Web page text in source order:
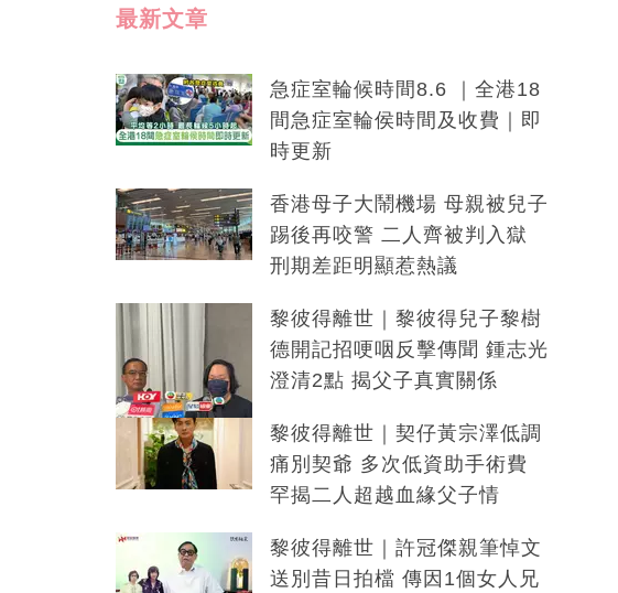
最新文章
急症室輪候時間8.6 ｜全港18
間急症室輪侯時間及收費｜即
時更新
香港母子大鬧機場 母親被兒子
踢後再咬警 二人齊被判入獄
刑期差距明顯惹熱議
黎彼得離世｜黎彼得兒子黎樹
德開記招哽咽反擊傳聞 鍾志光
澄清2點 揭父子真實關係
黎彼得離世｜契仔黃宗澤低調
痛別契爺 多次低資助手術費
罕揭二人超越血緣父子情
黎彼得離世｜許冠傑親筆悼文
送別昔日拍檔 傳因1個女人兄